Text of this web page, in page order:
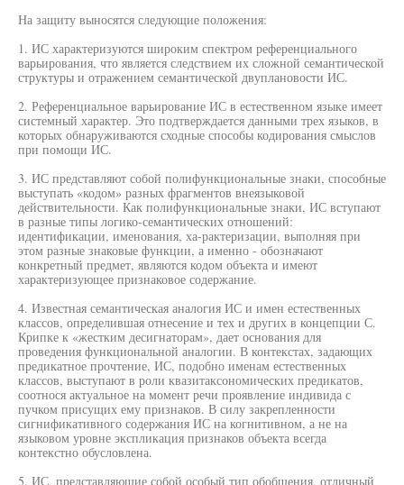
На защиту выносятся следующие положения:
1. ИС характеризуются широким спектром референциального
варьирования, что является следствием их сложной семантической
структуры и отражением семантической двуплановости ИС.
2. Референциальное варьирование ИС в естественном языке имеет
системный характер. Это подтверждается данными трех языков, в
которых обнаруживаются сходные способы кодирования смыслов
при помощи ИС.
3. ИС представляют собой полифункциональные знаки, способные
выступать «кодом» разных фрагментов внеязыковой
действительности. Как полифункциональные знаки, ИС вступают
в разные типы логико-семантических отношений:
идентификации, именования, ха-рактеризации, выполняя при
этом разные знаковые функции, а именно - обозначают
конкретный предмет, являются кодом объекта и имеют
характеризующее признаковое содержание.
4. Известная семантическая аналогия ИС и имен естественных
классов, определившая отнесение и тех и других в концепции С.
Крипке к «жестким десигнаторам», дает основания для
проведения функциональной аналогии. В контекстах, задающих
предикатное прочтение, ИС, подобно именам естественных
классов, выступают в роли квазитаксономических предикатов,
соотнося актуальное на момент речи проявление индивида с
пучком присущих ему признаков. В силу закрепленности
сигнификативного содержания ИС на когнитивном, а не на
языковом уровне экспликация признаков объекта всегда
контекстно обусловлена.
5. ИС, представляющие собой особый тип обобщения, отличный